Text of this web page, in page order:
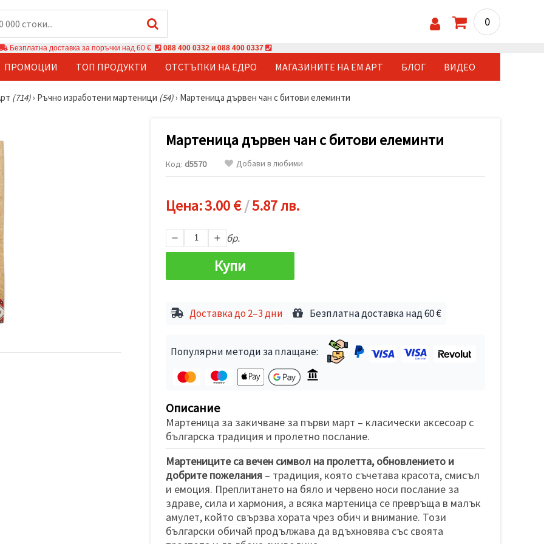
0
Безплатна доставка за поръчки над 60 € 088 400 0332 и 088 400 0337
ПРОМОЦИИ ТОП ПРОДУКТИ ОТСТЪПКИ НА ЕДРО МАГАЗИНИТЕ НА ЕМ АРТ БЛОГ ВИДЕО
(714)› Ръчно изработени мартеници (54)› Мартеница дървен чан с битови елеминти
Мартеница дървен чан с битови елеминти
Код: d5570 Добави в любими
Цена:3.00 €/5.87 лв.
бр.
Купи
Доставка до 2–3 дни Безплатна доставка над 60 €
Популярни методи за плащане:
Описание
Мартеница за закичване за първи март – класически аксесоар с
българска традиция и пролетно послание.
Мартениците са вечен символ на пролетта, обновлението и
добрите пожелания – традиция, която съчетава красота, смисъл
и емоция. Преплитането на бяло и червено носи послание за
здраве, сила и хармония, а всяка мартеница се превръща в малък
амулет, който свързва хората чрез обич и внимание. Този
български обичай продължава да вдъхновява със своята